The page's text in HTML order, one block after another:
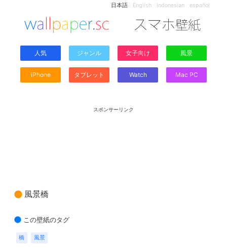
日本語 English Indonesian español
人気 ジャンル 女子向け 風景
iPhone タブレット Watch Mac PC
スポンサーリンク
風景橋
この壁紙のタグ
橋 風景